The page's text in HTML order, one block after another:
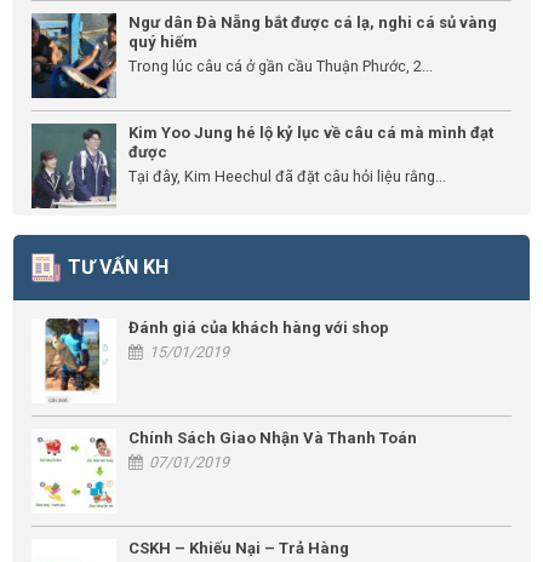
Ngư dân Đà Nẵng bắt được cá lạ, nghi cá sủ vàng
quý hiếm
Trong lúc câu cá ở gần cầu Thuận Phước, 2...
Kim Yoo Jung hé lộ kỷ lục về câu cá mà mình đạt
được
Tại đây, Kim Heechul đã đặt câu hỏi liệu rằng...
TƯ VẤN KH
Đánh giá của khách hàng với shop
15/01/2019
Chính Sách Giao Nhận Và Thanh Toán
07/01/2019
CSKH – Khiếu Nại – Trả Hàng